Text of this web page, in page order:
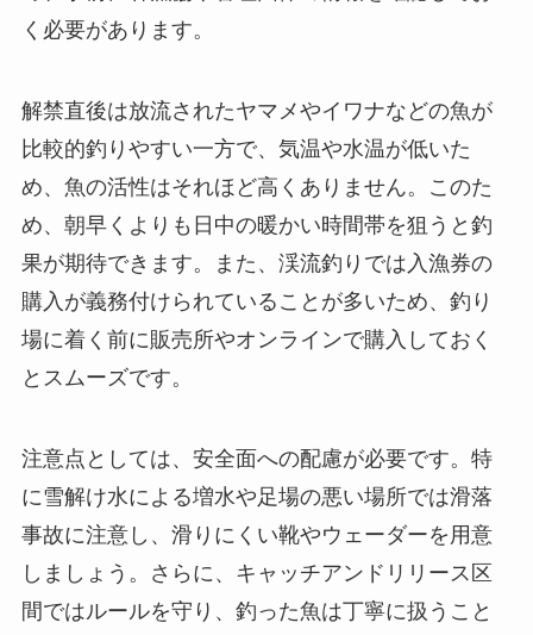
く必要があります。
解禁直後は放流されたヤマメやイワナなどの魚が
比較的釣りやすい一方で、気温や水温が低いた
め、魚の活性はそれほど高くありません。このた
め、朝早くよりも日中の暖かい時間帯を狙うと釣
果が期待できます。また、渓流釣りでは入漁券の
購入が義務付けられていることが多いため、釣り
場に着く前に販売所やオンラインで購入しておく
とスムーズです。
注意点としては、安全面への配慮が必要です。特
に雪解け水による増水や足場の悪い場所では滑落
事故に注意し、滑りにくい靴やウェーダーを用意
しましょう。さらに、キャッチアンドリリース区
間ではルールを守り、釣った魚は丁寧に扱うこと